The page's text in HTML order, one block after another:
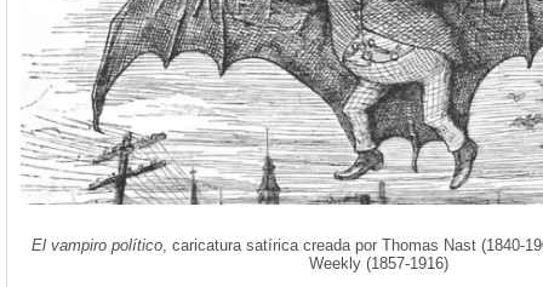
El vampiro político, caricatura satírica creada por Thomas Nast (1840-
Weekly (1857-1916)